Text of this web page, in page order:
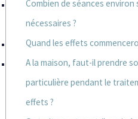
Combien de séances
nécessaires ?
Quand les effets
A la maison, faut-il prendre
particulière pendant le
effets ?